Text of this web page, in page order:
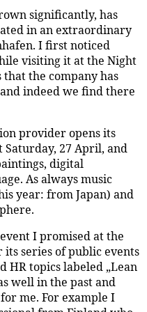
significantly, has
in an extraordinary
I first noticed
visiting it at the Night
the company has
indeed we find there
provider opens its
27 April, and
digital
As always music
year: from Japan) and
I promised at the
series of public events
HR topics labeled „Lean
well in the past and
me. For example I